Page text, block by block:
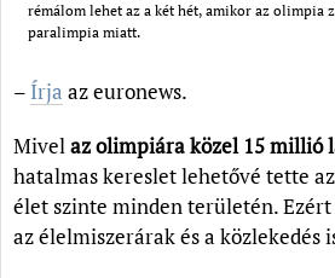
rémálom lehet az a két hét, amikor az olimpia
paralimpia miatt.
– Írja az euronews.
Mivelaz olimpiára közel 15 millió
hatalmas kereslet lehetővé tette
élet szinte minden területén.
az élelmiszerárak és a közlekedés